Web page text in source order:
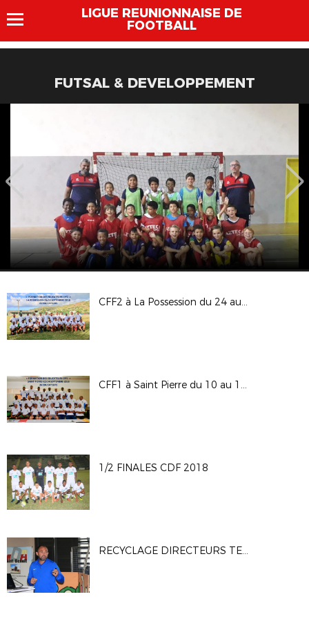
LIGUE REUNIONNAISE DE
FOOTBALL
FUTSAL & DEVELOPPEMENT
CFF2 à La Possession du 24 au 28 septembre 2018
CFF1 à Saint Pierre du 10 au 14 septembre 2018
1/2 FINALES CDF 2018
RECYCLAGE DIRECTEURS TECHNIQUES - 15/09/2018